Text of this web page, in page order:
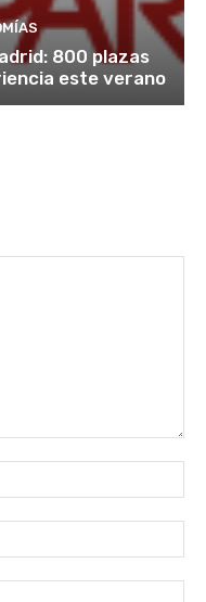
800 plazas
este verano